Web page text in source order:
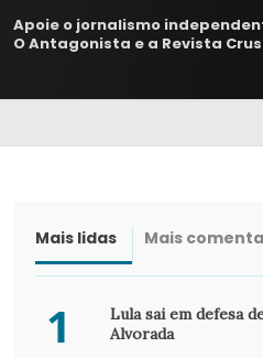
Apoie o jornalismo
O Antagonista e a Revista
Mais lidas Mais
1
Lula sai em defesa
Alvorada